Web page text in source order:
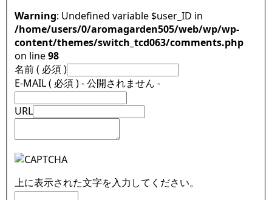
Warning : Undefined variable $user_ID in
/home/users/0/aromagarden505/web/wp/wp-
content/themes/switch_tcd063/comments.php
on line98
名前 ( 必須 )
E-MAIL ( 必須 ) - 公開されません -
URL
上に表示された文字を入力してください。